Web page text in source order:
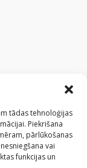
tādas tehnoloģijas
Piekrišana
pārlūkošanas
vai
funkcijas un